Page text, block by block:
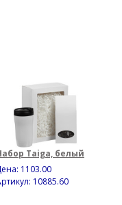
Taiga, белый
1103.00
10885.60